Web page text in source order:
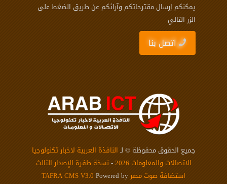
يمكنكم إرسال مقترحاتكم وآرائكم عن طريق الضغط على
الزر التالي
اتصل بنا
جميع الحقوق محفوظة © لـالنافذة العربية لاخبار تكنولوجيا
الاتصالات والمعلومات 2026
- نسخة طفرة الإصدار الثالث
استضافة صوت مصر
TAFRA CMS V3.0Powered by